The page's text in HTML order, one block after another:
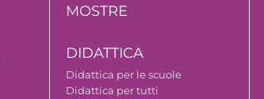
MOSTRE
DIDATTICA
Didattica per le scuole
Didattica per tutti